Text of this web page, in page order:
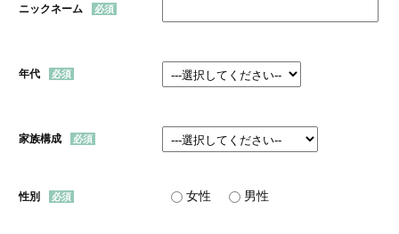
ニックネーム
年代
家族構成
性別 女性 男性